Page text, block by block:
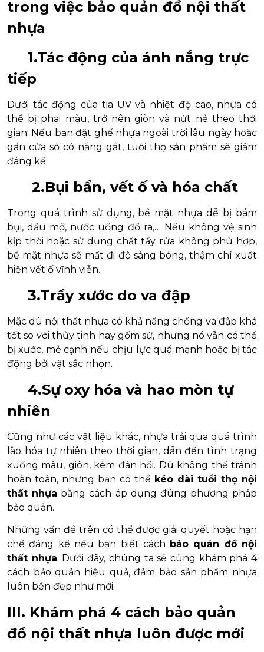
trong việc bảo quản đồ nội thất
nhựa
1.Tác động của ánh nắng trực
tiếp
Dưới tác động của tia UV và nhiệt độ cao, nhựa có
thể bị phai màu, trở nên giòn và nứt nẻ theo thời
gian. Nếu bạn đặt ghế nhựa ngoài trời lâu ngày hoặc
gần cửa sổ có nắng gắt, tuổi thọ sản phẩm sẽ giảm
đáng kể.
2.Bụi bẩn, vết ố và hóa chất
Trong quá trình sử dụng, bề mặt nhựa dễ bị bám
bụi, dầu mỡ, nước uống đổ ra,… Nếu không vệ sinh
kịp thời hoặc sử dụng chất tẩy rửa không phù hợp,
bề mặt nhựa sẽ mất đi độ sáng bóng, thậm chí xuất
hiện vết ố vĩnh viễn.
3.Trầy xước do va đập
Mặc dù nội thất nhựa có khả năng chống va đập khá
tốt so với thủy tinh hay gốm sứ, nhưng nó vẫn có thể
bị xước, mẻ cạnh nếu chịu lực quá mạnh hoặc bị tác
động bởi vật sắc nhọn.
4.Sự oxy hóa và hao mòn tự
nhiên
Cũng như các vật liệu khác, nhựa trải qua quá trình
lão hóa tự nhiên theo thời gian, dẫn đến tình trạng
xuống màu, giòn, kém đàn hồi. Dù không thể tránh
hoàn toàn, nhưng bạn có thể kéo dài tuổi thọ nội
thất nhựa bằng cách áp dụng đúng phương pháp
bảo quản.
Những vấn đề trên có thể được giải quyết hoặc hạn
chế đáng kể nếu bạn biết cách bảo quản đồ nội
thất nhựa. Dưới đây, chúng ta sẽ cùng khám phá 4
cách bảo quản hiệu quả, đảm bảo sản phẩm nhựa
luôn bền đẹp như mới.
III. Khám phá 4 cách bảo quản
đồ nội thất nhựa luôn được mới